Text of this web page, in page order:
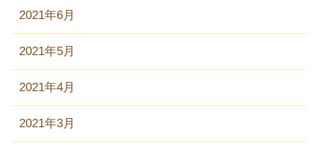
2021年6月
2021年5月
2021年4月
2021年3月